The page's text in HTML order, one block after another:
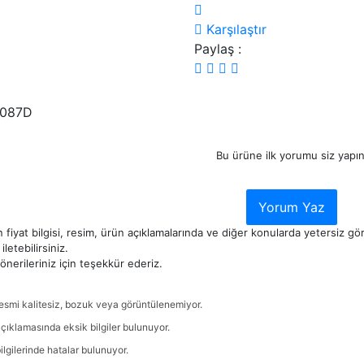
Karşılaştır
Paylaş :
Bu ürüne ilk yorumu siz
Yorum Yaz
fiyat bilgisi, resim, ürün açıklamalarında ve diğer konularda yetersiz
iletebilirsiniz.
için teşekkür ederiz.
kalitesiz, bozuk veya görüntülenemiyor.
eksik bilgiler bulunuyor.
hatalar bulunuyor.